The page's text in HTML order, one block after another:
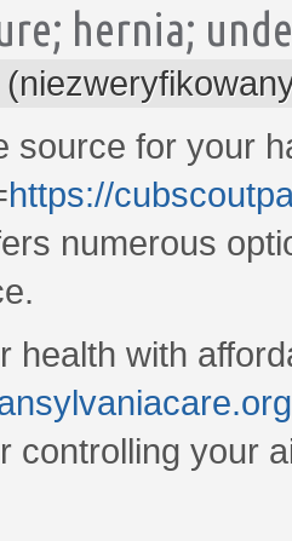
hernia;
source for your
https://
numerous
health with
controlling your